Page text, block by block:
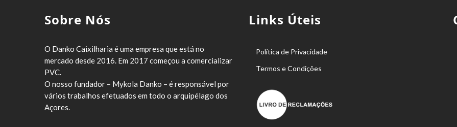
Sobre Nós
O Danko Caixilharia é uma empresa que está no
mercado desde 2016. Em 2017 começou a comercializar
PVC.
O nosso fundador – Mykola Danko – é responsável por
vários trabalhos efetuados em todo o arquipélago dos
Açores.
Links Úteis
Política de Privacidade
Termos e Condições